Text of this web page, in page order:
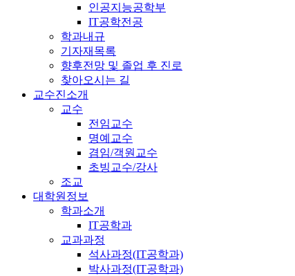
인공지능공학부
IT공학전공
학과내규
기자재목록
향후전망 및 졸업 후 진로
찾아오시는 길
교수진소개
교수
전임교수
명예교수
겸임/객원교수
초빙교수/강사
조교
대학원정보
학과소개
IT공학과
교과과정
석사과정(IT공학과)
박사과정(IT공학과)